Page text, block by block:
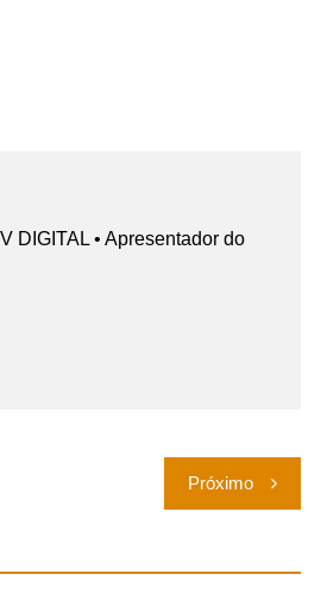
DIGITAL • Apresentador do
Próximo